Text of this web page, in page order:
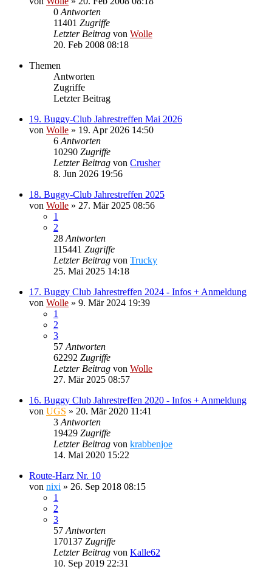
0 Antworten
11401 Zugriffe
Letzter Beitrag von Wolle
20. Feb 2008 08:18
Themen
Antworten
Zugriffe
Letzter Beitrag
19. Buggy-Club Jahrestreffen Mai 2026
von Wolle » 19. Apr 2026 14:50
6 Antworten
10290 Zugriffe
Letzter Beitrag von Crusher
8. Jun 2026 19:56
18. Buggy-Club Jahrestreffen 2025
von Wolle » 27. Mär 2025 08:56
1
2
28 Antworten
115441 Zugriffe
Letzter Beitrag von Trucky
25. Mai 2025 14:18
17. Buggy Club Jahrestreffen 2024 - Infos + Anmeldung
von Wolle » 9. Mär 2024 19:39
1
2
3
57 Antworten
62292 Zugriffe
Letzter Beitrag von Wolle
27. Mär 2025 08:57
16. Buggy Club Jahrestreffen 2020 - Infos + Anmeldung
von UGS » 20. Mär 2020 11:41
3 Antworten
19429 Zugriffe
Letzter Beitrag von krabbenjoe
14. Mai 2020 15:22
Route-Harz Nr. 10
von nixi » 26. Sep 2018 08:15
1
2
3
57 Antworten
170137 Zugriffe
Letzter Beitrag von Kalle62
10. Sep 2019 22:31